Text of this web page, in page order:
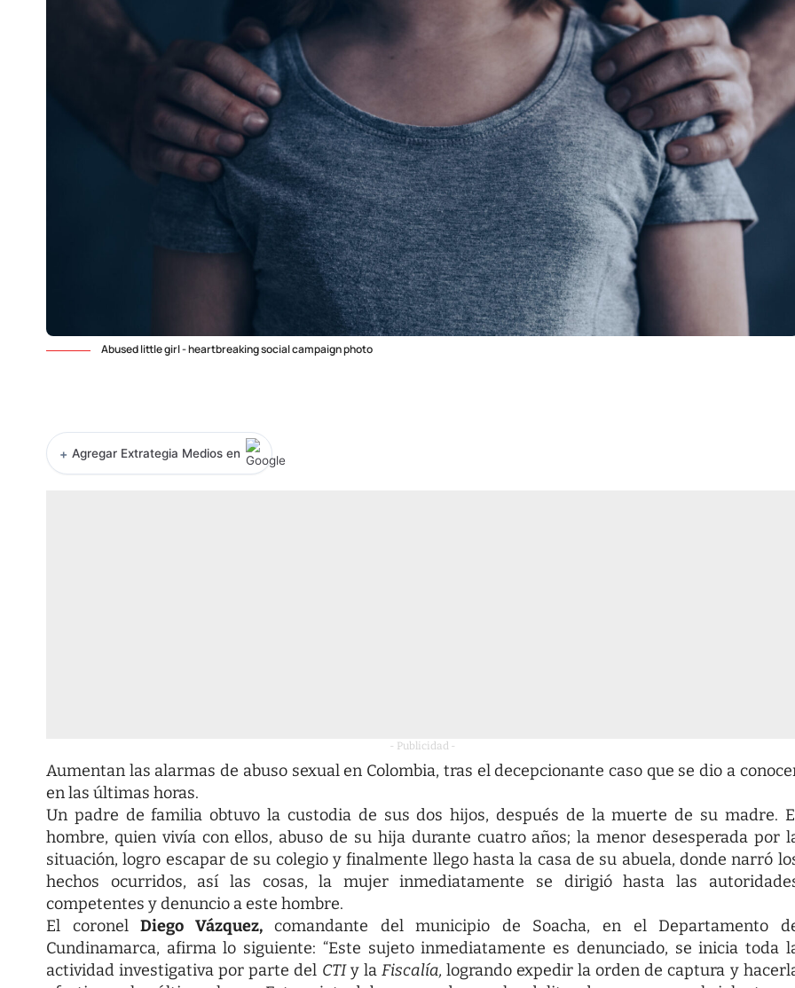
Abused little girl - heartbreaking social campaign photo
+ Agregar Extrategia Medios en
- Publicidad -
Aumentan las alarmas de abuso sexual en Colombia, tras el decepcionante caso que se dio a
en las últimas horas.
Un padre de familia obtuvo la custodia de sus dos hijos, después de la muerte de su madre.
hombre, quien vivía con ellos, abuso de su hija durante cuatro años; la menor desesperada por
situación, logro escapar de su colegio y finalmente llego hasta la casa de su abuela, donde narró
hechos ocurridos, así las cosas, la mujer inmediatamente se dirigió hasta las
competentes y denuncio a este hombre.
El coronelDiego Vázquez,comandante del municipio de Soacha, en el Departamento
Cundinamarca, afirma lo siguiente: “Este sujeto inmediatamente es denunciado, se inicia toda
actividad investigativa por parte del CTIy la Fiscalía, logrando expedir la orden de captura y